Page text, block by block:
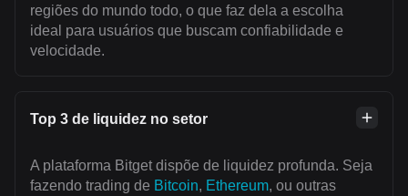
regiões do mundo todo, o que faz dela a escolha
ideal para usuários que buscam confiabilidade e
velocidade.
Top 3 de liquidez no setor
A plataforma Bitget dispõe de liquidez profunda. Seja
fazendo trading de Bitcoin, Ethereum, ou outras